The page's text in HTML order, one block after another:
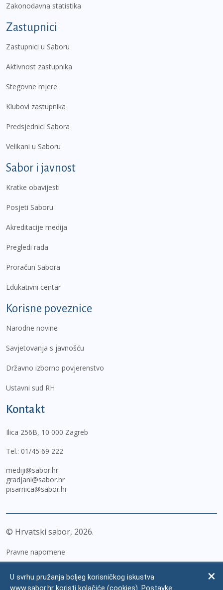
Zakonodavna statistika
Zastupnici
Zastupnici u Saboru
Aktivnost zastupnika
Stegovne mjere
Klubovi zastupnika
Predsjednici Sabora
Velikani u Saboru
Sabor i javnost
Kratke obavijesti
Posjeti Saboru
Akreditacije medija
Pregledi rada
Proračun Sabora
Edukativni centar
Korisne poveznice
Narodne novine
Savjetovanja s javnošću
Državno izborno povjerenstvo
Ustavni sud RH
Kontakt
Ilica 256B, 10 000 Zagreb
Tel.: 01/45 69 222
mediji@sabor.hr
gradjani@sabor.hr
pisarnica@sabor.hr
© Hrvatski sabor, 2026
Pravne napomene
Zaštita osobnih podataka
U svrhu pružanja boljeg korisničkog iskustva
www.sabor.hr koristi kolačiće (cookies). Postavke